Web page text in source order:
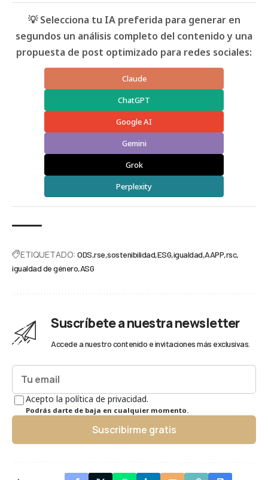
💡 Selecciona tu IA preferida para generar en
segundos un análisis completo del contenido y una
propuesta de post optimizado para redes sociales:
Claude
ChatGPT
Google AI
Gemini
Grok
Perplexity
ETIQUETADO: ODS rse sostenibilidad ESG igualdad AAPP rsc
igualdad de género ASG
Suscríbete a nuestra newsletter
Accede a nuestro contenido e invitaciones más exclusivas.
Acepto la política de privacidad.
Podrás darte de baja en cualquier momento.
Suscribirme gratis